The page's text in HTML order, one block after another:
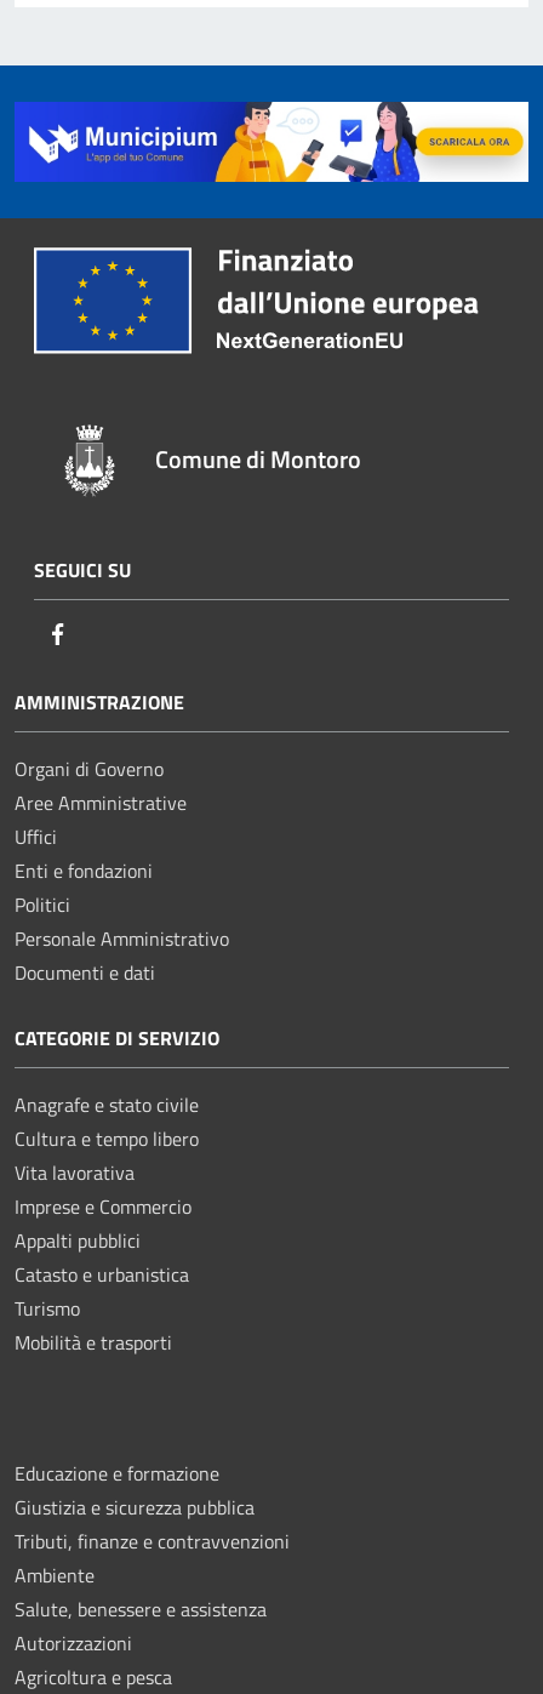
Comune di Montoro
SEGUICI SU
AMMINISTRAZIONE
Organi di Governo
Aree Amministrative
Uffici
Enti e fondazioni
Politici
Personale Amministrativo
Documenti e dati
CATEGORIE DI SERVIZIO
Anagrafe e stato civile
Cultura e tempo libero
Vita lavorativa
Imprese e Commercio
Appalti pubblici
Catasto e urbanistica
Turismo
Mobilità e trasporti
Educazione e formazione
Giustizia e sicurezza pubblica
Tributi, finanze e contravvenzioni
Ambiente
Salute, benessere e assistenza
Autorizzazioni
Agricoltura e pesca